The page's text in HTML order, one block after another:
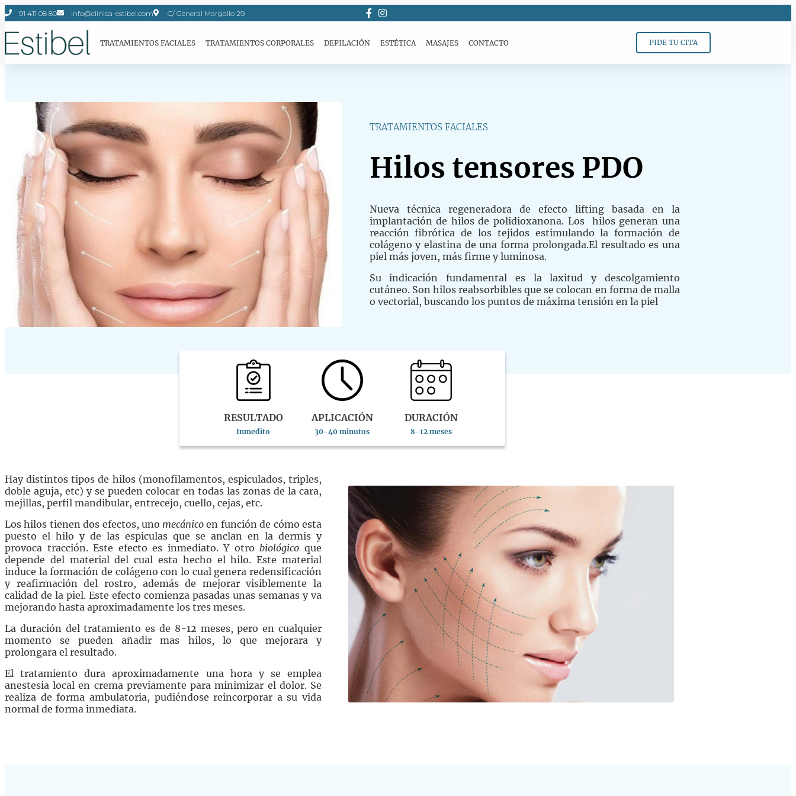
91 411 08 80 info@clinica-estibel.com C/ General Margallo 29
TRATAMIENTOS FACIALES TRATAMIENTOS CORPORALES DEPILACIÓN ESTÉTICA MASAJES CONTACTO PIDE TU CITA
TRATAMIENTOS FACIALES
Hilos tensores PDO
Nueva técnica regeneradora de efecto lifting basada en la
implantación de hilos de polidioxanona. Los
hilos generan una
reacción fibrótica de los tejidos estimulando la formación de
colágeno y elastina de una forma prolongada.El resultado es una
piel más joven, más firme y luminosa.
Su indicación fundamental es la laxitud y descolgamiento
cutáneo. Son hilos reabsorbibles que se colocan en forma de malla
o vectorial, buscando los puntos de máxima tensión en la piel
RESULTADO
Inmedito
APLICACIÓN
30-40 minutos
DURACIÓN
8-12 meses
Hay distintos tipos de hilos (monofilamentos, espiculados, triples,
doble aguja, etc) y se pueden colocar en todas las zonas de la cara,
mejillas, perfil mandibular, entrecejo, cuello, cejas, etc.
Los hilos tienen dos efectos, uno mecánico en función de cómo esta
puesto el hilo y de las espiculas que se anclan en la dermis y
provoca tracción. Este efecto es inmediato. Y otro biológico que
depende del material del cual esta hecho el hilo. Este material
induce la formación de colágeno con lo cual genera redensificación
y reafirmación del rostro, además de mejorar visiblemente la
calidad de la piel. Este efecto comienza pasadas unas semanas y va
mejorando hasta aproximadamente los tres meses.
La duración del tratamiento es de 8-12 meses, pero en cualquier
momento se pueden añadir mas hilos, lo que mejorara y
prolongara el resultado.
El tratamiento dura aproximadamente una hora y se emplea
anestesia local en crema previamente para minimizar el dolor. Se
realiza de forma ambulatoria, pudiéndose reincorporar a su vida
normal de forma inmediata.